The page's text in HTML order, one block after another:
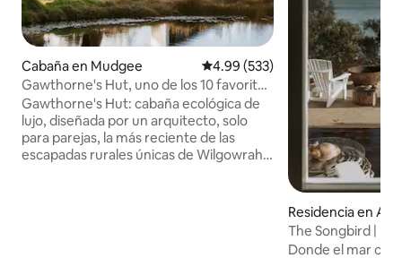
Cabaña en Mudgee Calificación promedio: 4.99 de
4.99 (533)
Gawthorne's Hut, uno de los 10 favoritos
del MUNDO.
Gawthorne's Hut: cabaña ecológica de
lujo, diseñada por un arquitecto, solo
para parejas, la más reciente de las
escapadas rurales únicas de Wilgowrah,
Residencia en
The Songbird |
Donde el mar